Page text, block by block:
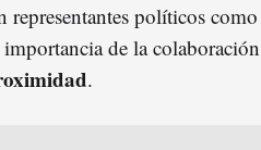
políticos como
de la colaboración
.